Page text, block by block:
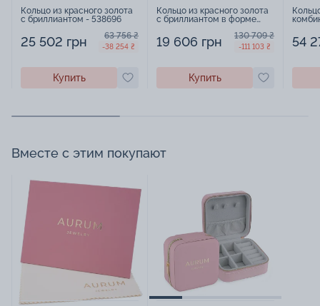
Кольцо из красного золота
с бриллиантом - 538696
25 502 грн 63 756 ₴
-38 254 ₴
Купить
Кольцо из красного золота
с бриллиантом в форме
19 606 грн 130 709 ₴
-111 103 ₴
Купить
54
Вместе с этим покупают